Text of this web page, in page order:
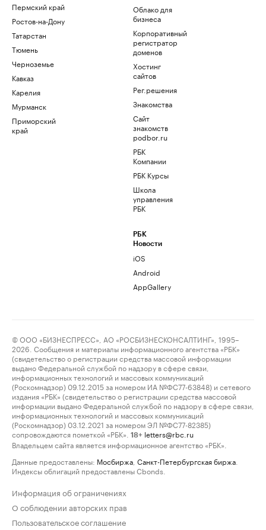
Пермский край
Ростов-на-Дону
Татарстан
Тюмень
Черноземье
Кавказ
Карелия
Мурманск
Приморский
край
Облако для
бизнеса
Корпоративный
регистратор
доменов
Хостинг
сайтов
Рег.решения
Знакомства
Сайт
знакомств
podbor.ru
РБК
Компании
РБК Курсы
Школа
управления
РБК
РБК
Новости
iOS
Android
AppGallery
© ООО «БИЗНЕСПРЕСС», АО «РОСБИЗНЕСКОНСАЛТИНГ», 1995–
2026. Сообщения и материалы информационного агентства «РБК»
(свидетельство о регистрации средства массовой информации
выдано Федеральной службой по надзору в сфере связи,
информационных технологий и массовых коммуникаций
(Роскомнадзор) 09.12.2015 за номером ИА №ФС77-63848) и сетевого
издания «РБК» (свидетельство о регистрации средства массовой
информации выдано Федеральной службой по надзору в сфере связи,
информационных технологий и массовых коммуникаций
(Роскомнадзор) 03.12.2021 за номером ЭЛ №ФС77-82385)
сопровождаются пометкой «РБК».
18+ letters@rbc.ru
Владельцем сайта является информационное агентство «РБК».
Данные предоставлены: Мосбиржа Санкт-Петербургская биржа
Индексы облигаций предоставлены Cbonds.
Информация об ограничениях
О соблюдении авторских прав
Пользовательское соглашение